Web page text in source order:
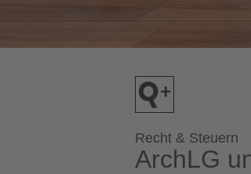
Recht & Steuern
ArchLG